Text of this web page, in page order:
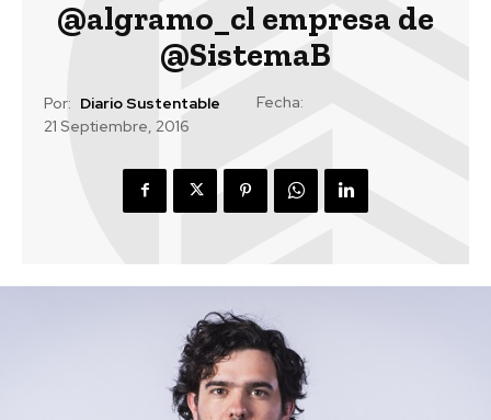
@algramo_cl empresa de
@SistemaB
Por: Diario Sustentable
Fecha:
21 Septiembre, 2016